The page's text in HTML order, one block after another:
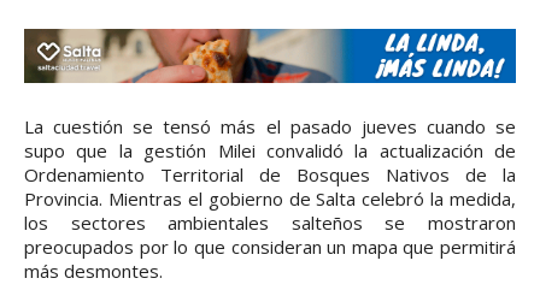
La cuestión se tensó más el pasado jueves cuando se
supo que la gestión Milei convalidó la actualización de
Ordenamiento Territorial de Bosques Nativos de la
Provincia. Mientras el gobierno de Salta celebró la medida,
los sectores ambientales salteños se mostraron
preocupados por lo que consideran un mapa que permitirá
más desmontes.